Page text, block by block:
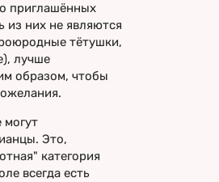
приглашённых
из них не являются
тётушки,
лучше
образом, чтобы
могут
Это,
категория
всегда есть